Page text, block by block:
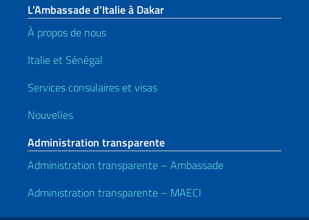
L’Ambassade d’Italie à Dakar
À propos de nous
Italie et Sénégal
Services consulaires et visas
Nouvelles
Administration transparente
Administration transparente – Ambassade
Administration transparente – MAECI